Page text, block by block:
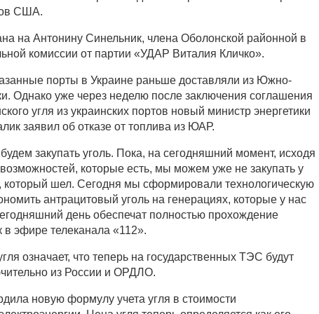
США.
на Антонину Синельник, члена Оболонской районной в
комиссии от партии «УДАР Виталия Кличко».
порты в Украине раньше доставляли из Южно-
Однако уже через неделю после заключения соглашения
угля из украинских портов новый министр энергетики
заявил об отказе от топлива из ЮАР.
закупать уголь. Пока, на сегодняшний момент, исходя
которые есть, мы можем уже не закупать у
шел. Сегодня мы сформировали технологическую
антрацитовый уголь на генерациях, которые у нас
день обеспечат полностью прохождение
эфире телеканала «112».
означает, что теперь на государственных ТЭС будут
из России и ОРДЛО.
новую формулу учета угля в стоимости